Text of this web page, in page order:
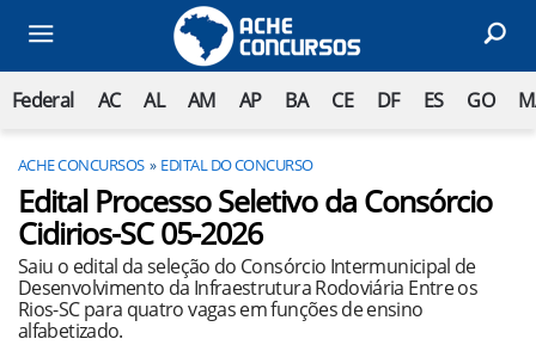
Federal AC AL AM AP BA CE DF ES GO
ACHE CONCURSOS EDITAL DO CONCURSO
Edital Processo Seletivo da Consórcio
Cidirios-SC 05-2026
Saiu o edital da seleção do Consórcio Intermunicipal de
Desenvolvimento da Infraestrutura Rodoviária Entre os
Rios-SC para quatro vagas em funções de ensino
alfabetizado.